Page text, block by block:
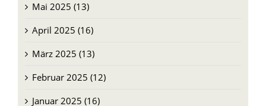
Mai 2025 (13)
April 2025 (16)
März 2025 (13)
Februar 2025 (12)
Januar 2025 (16)